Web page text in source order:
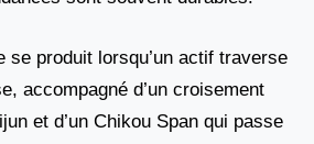
se produit lorsqu’un actif traverse
accompagné d’un croisement
et d’un Chikou Span qui passe